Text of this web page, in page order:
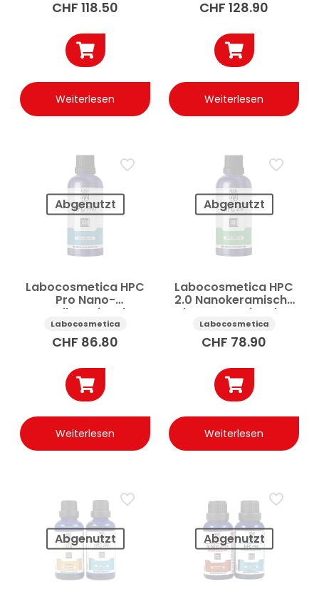
CHF 118.50
Weiterlesen
ml
CHF 128.90
Weiterlesen
Abgenutzt
Labocosmetica HPC
Pro Nano-
Keramikversiegelung
Auto 30 ml
Labocosmetica
CHF 86.80
Weiterlesen
Abgenutzt
Labocosmetica HPC
2.0 Nanokeramische
Fahrzeugversiegelung
30 ml
Labocosmetica
CHF 78.90
Weiterlesen
Abgenutzt Abgenutzt